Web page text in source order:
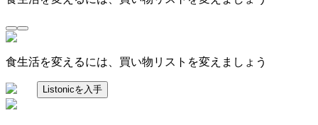
食生活を変えるには、買い物リストを変えましょう
Listonicを入手